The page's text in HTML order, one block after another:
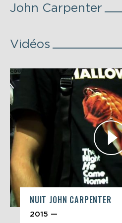
John Carpenter
Vidéos
NUIT JOHN CARPENTER
2015 —